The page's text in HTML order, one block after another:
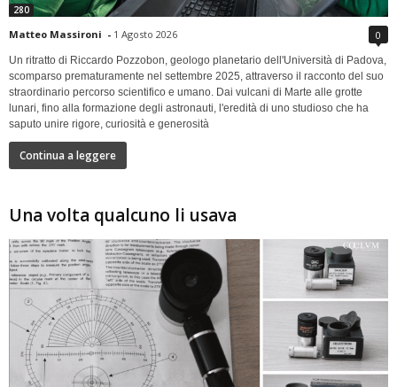
280
Matteo Massironi - 1 Agosto 2026 0
Un ritratto di Riccardo Pozzobon, geologo planetario dell'Università di Padova,
scomparso prematuramente nel settembre 2025, attraverso il racconto del suo
straordinario percorso scientifico e umano. Dai vulcani di Marte alle grotte
lunari, fino alla formazione degli astronauti, l'eredità di uno studioso che ha
saputo unire rigore, curiosità e generosità
Continua a leggere
Una volta qualcuno li usava